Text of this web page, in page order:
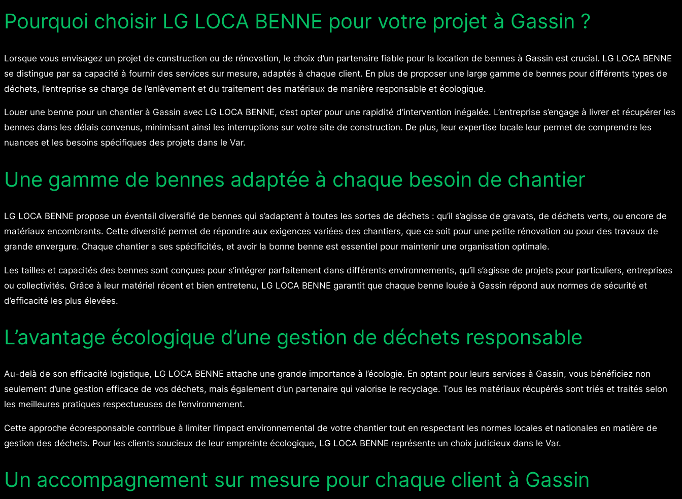
Pourquoi choisir LG LOCA BENNE pour votre projet à Gassin ?
Lorsque vous envisagez un projet de construction ou de rénovation, le choix d’un partenaire fiable pour la location de bennes à Gassin est crucial. LG LOCA BENNE
se distingue par sa capacité à fournir des services sur mesure, adaptés à chaque client. En plus de proposer une large gamme de bennes pour différents types de
déchets, l’entreprise se charge de l’enlèvement et du traitement des matériaux de manière responsable et écologique.
Louer une benne pour un chantier à Gassin avec LG LOCA BENNE, c’est opter pour une rapidité d’intervention inégalée. L’entreprise s’engage à livrer et récupérer les
bennes dans les délais convenus, minimisant ainsi les interruptions sur votre site de construction. De plus, leur expertise locale leur permet de comprendre les
nuances et les besoins spécifiques des projets dans le Var.
Une gamme de bennes adaptée à chaque besoin de chantier
LG LOCA BENNE propose un éventail diversifié de bennes qui s’adaptent à toutes les sortes de déchets : qu’il s’agisse de gravats, de déchets verts, ou encore de
matériaux encombrants. Cette diversité permet de répondre aux exigences variées des chantiers, que ce soit pour une petite rénovation ou pour des travaux de
grande envergure. Chaque chantier a ses spécificités, et avoir la bonne benne est essentiel pour maintenir une organisation optimale.
Les tailles et capacités des bennes sont conçues pour s’intégrer parfaitement dans différents environnements, qu’il s’agisse de projets pour particuliers, entreprises
ou collectivités. Grâce à leur matériel récent et bien entretenu, LG LOCA BENNE garantit que chaque benne louée à Gassin répond aux normes de sécurité et
d’efficacité les plus élevées.
L’avantage écologique d’une gestion de déchets responsable
Au-delà de son efficacité logistique, LG LOCA BENNE attache une grande importance à l’écologie. En optant pour leurs services à Gassin, vous bénéficiez non
seulement d’une gestion efficace de vos déchets, mais également d’un partenaire qui valorise le recyclage. Tous les matériaux récupérés sont triés et traités selon
les meilleures pratiques respectueuses de l’environnement.
Cette approche écoresponsable contribue à limiter l’impact environnemental de votre chantier tout en respectant les normes locales et nationales en matière de
gestion des déchets. Pour les clients soucieux de leur empreinte écologique, LG LOCA BENNE représente un choix judicieux dans le Var.
Un accompagnement sur mesure pour chaque client à Gassin